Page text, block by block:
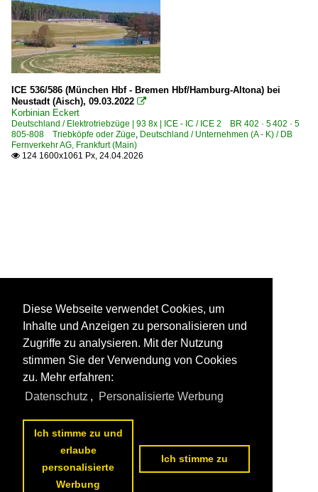
ICE 536/586 (München Hbf - Bremen Hbf/Hamburg-Altona) bei
Neustadt (Aisch), 09.03.2022 
Korbinian Eckert
Deutschland / Elektrotriebzüge | 93 8x | ICE - IC / ICE 2 BR 402 · 5 402 · 5
805-808 Triebköpfe oder Züge, Deutschland / Unternehmen (A - K) / DB
Fernverkehr AG, Frankfurt (Main)
 124 1600x1061 Px, 24.04.2026
Diese Webseite verwendet Cookies, um
Inhalte und Anzeigen zu personalisieren und
Zugriffe zu analysieren. Mit der Nutzung
stimmen Sie der Verwendung von Cookies
zu. Mehr erfahren:
Datenschutz , Personalisierte Werbung
Ich stimme zu und
erlaube
personalisierte
Werbung
Ich stimme zu